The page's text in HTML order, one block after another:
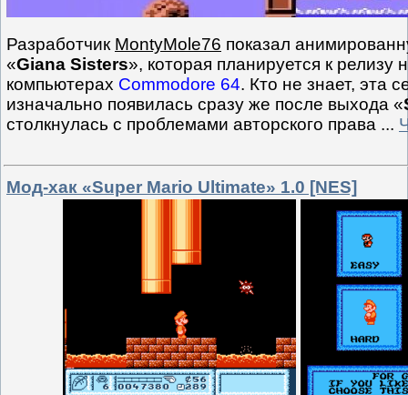
Разработчик MontyMole76 показал
«Giana Sisters», которая планируется к релизу
компьютерах Commodore 64. Кто не знает, эта
изначально появилась сразу же после выхода «
столкнулась с проблемами авторского права ...
Мод-хак «Super Mario Ultimate» 1.0 [NES]